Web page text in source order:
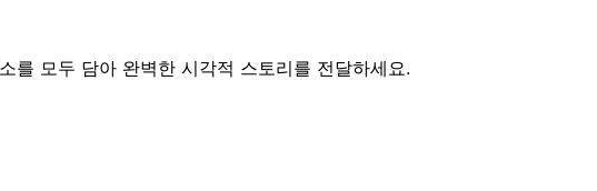
를 모두 담아 완벽한 시각적 스토리를 전달하세요.